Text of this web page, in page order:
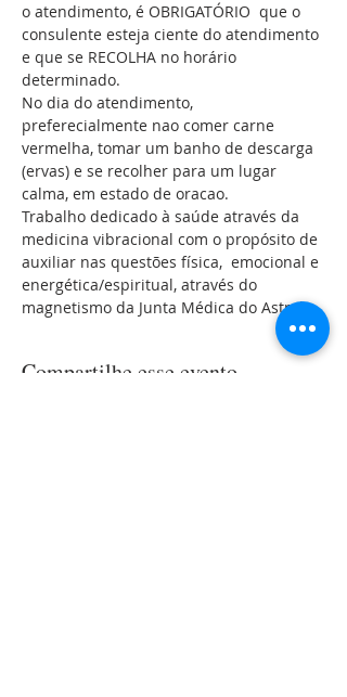
o atendimento, é OBRIGATÓRIO  que o
consulente esteja ciente do atendimento
e que se RECOLHA no horário
determinado.
No dia do atendimento,
preferecialmente nao comer carne
vermelha, tomar um banho de descarga
(ervas) e se recolher para um lugar
calma, em estado de oracao.
Trabalho dedicado à saúde através da
medicina vibracional com o propósito de
auxiliar nas questões física,  emocional e
energética/espiritual, através do
magnetismo da Junta Médica do Astral.
Compartilhe esse evento